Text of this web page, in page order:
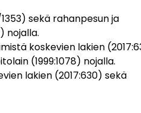
sekä rahanpesun ja
nojalla.
koskevien lakien
(1999:1078) nojalla.
lakien (2017:630) sekä